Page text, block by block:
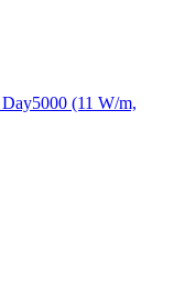
(11 W/m,